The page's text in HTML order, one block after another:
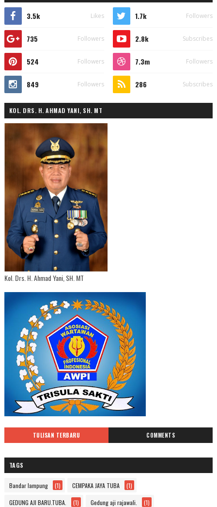
3.5k Likes 1.7k Followers
735 Followers 2.8k Subscribes
524 Followers 7.3m Followers
849 Followers 286 Subscribes
KOL. DRS. H. AHMAD YANI, SH. MT
Kol. Drs. H. Ahmad Yani, SH. MT
TULISAN TERBARU COMMENTS
TAGS
Bandar lampung (1) CEMPAKA JAYA TUBA (1)
GEDUNG AJI BARU.TUBA. (1) Gedung aji rajawali. (1)